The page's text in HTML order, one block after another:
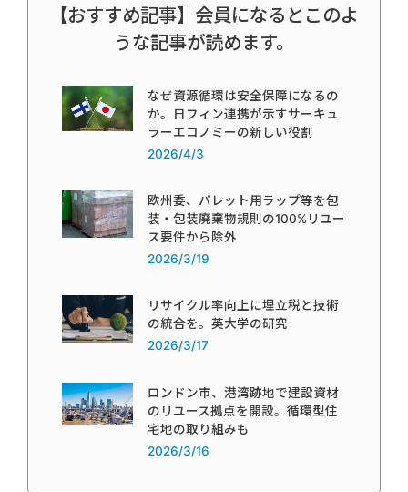
【おすすめ記事】会員になるとこのよ
うな記事が読めます。
なぜ資源循環は安全保障になるの
か。日フィン連携が示すサーキュ
ラーエコノミーの新しい役割
2026/4/3
欧州委、パレット用ラップ等を包
装・包装廃棄物規則の100%リユー
ス要件から除外
2026/3/19
リサイクル率向上に埋立税と技術
の統合を。英大学の研究
2026/3/17
ロンドン市、港湾跡地で建設資材
のリユース拠点を開設。循環型住
宅地の取り組みも
2026/3/16